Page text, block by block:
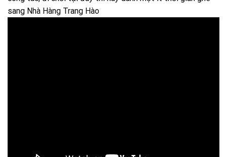
sang Nhà Hàng Trang Hào